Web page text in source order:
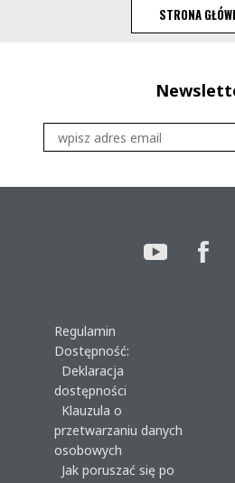
STRONA
Regulamin
Dostępność:
Deklaracja
dostępności
Klauzula o
przetwarzaniu danych
osobowych
Jak poruszać się po